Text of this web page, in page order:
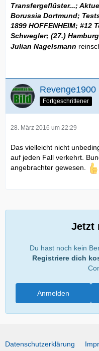
Transfergeflüster...;
Borussia Dortmund;
1899 HOFFENHEIM; #12
Schwegler; (27.)
Julian Nagelsmann
Revenge1900
Fortgeschrittener
28. März 2016 um 22:29
Das vielleicht nicht
auf jeden Fall verkehrt.
angebrachter gewesen.
Jetzt
Du hast noch kein
Registriere dich
Anmelden
Datenschutzerklärung